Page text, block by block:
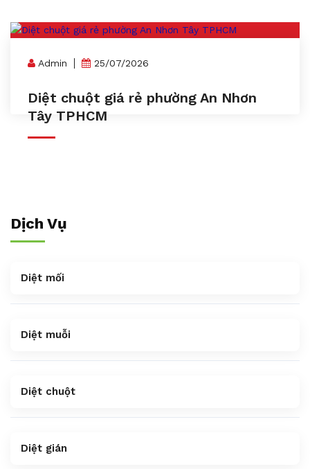
Admin 25/07/2026
Diệt chuột giá rẻ phường An Nhơn
Tây TPHCM
Dịch Vụ
Diệt mối
Diệt muỗi
Diệt chuột
Diệt gián